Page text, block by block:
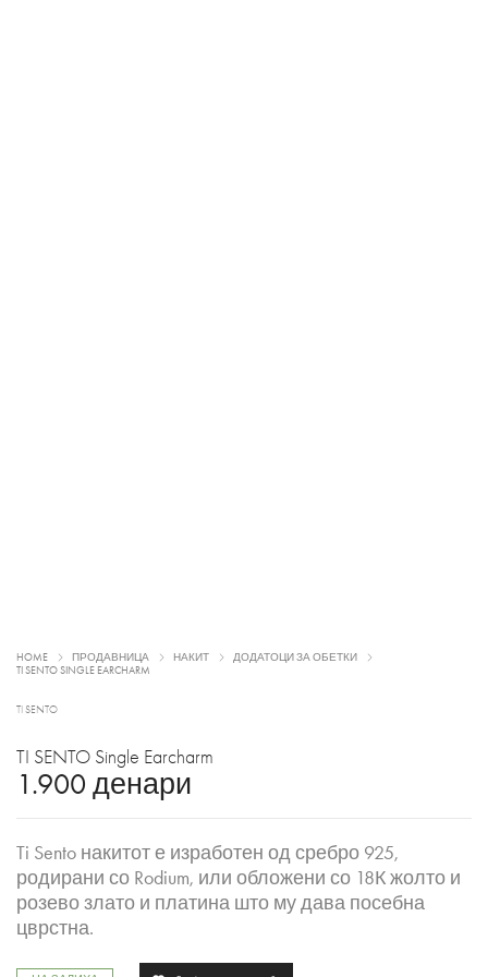
HOME ПРОДАВНИЦА НАКИТ
ДОДАТОЦИ ЗА ОБЕТКИ
TI SENTO SINGLE EARCHARM
TI SENTO
TI SENTO Single Earcharm
1.900 денари
Ti Sento накитот е изработен од сребро 925,
родирани со Rodium, или обложени со 18К жолто и
розево злато и платина што му дава посебна
цврстна.